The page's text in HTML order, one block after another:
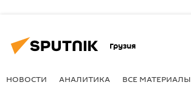
Грузия
НОВОСТИ АНАЛИТИКА ВСЕ МАТЕРИАЛЫ